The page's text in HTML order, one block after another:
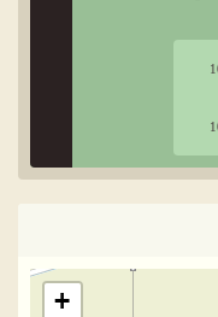
10:15
10:15
+